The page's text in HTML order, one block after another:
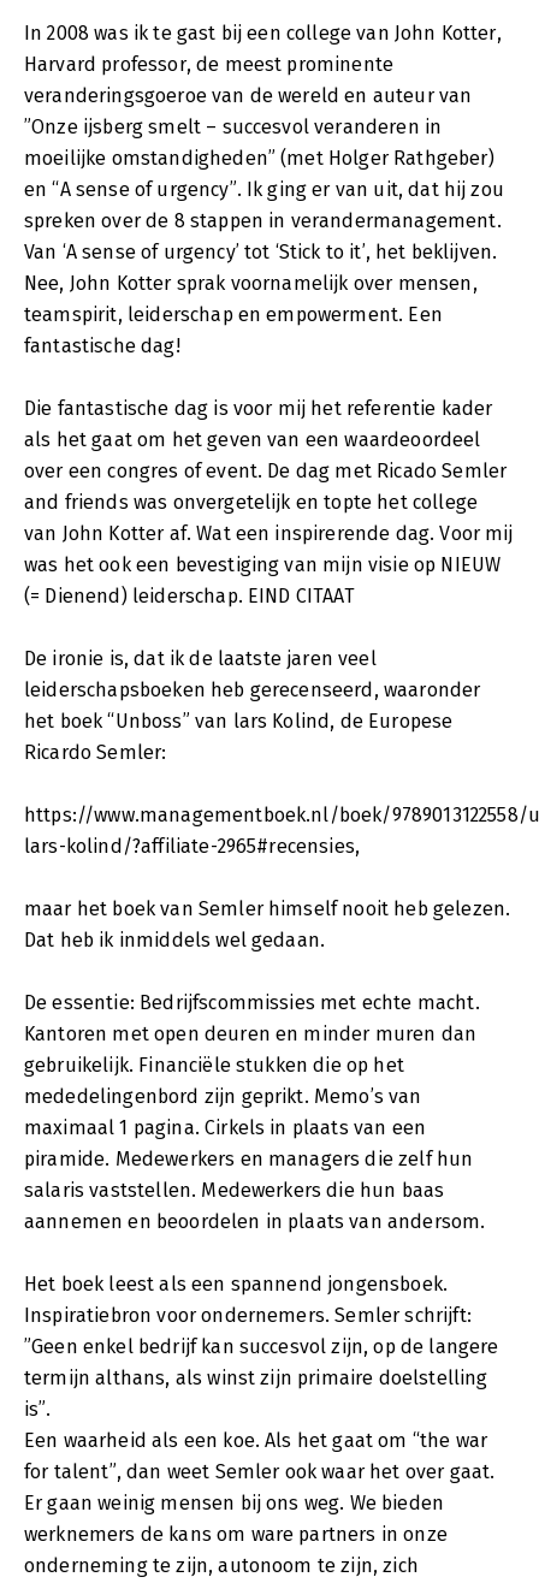
In 2008 was ik te gast bij een college van John Kotter,
Harvard professor, de meest prominente
veranderingsgoeroe van de wereld en auteur van
”Onze ijsberg smelt – succesvol veranderen in
moeilijke omstandigheden” (met Holger Rathgeber)
en “A sense of urgency”. Ik ging er van uit, dat hij zou
spreken over de 8 stappen in verandermanagement.
Van ‘A sense of urgency’ tot ‘Stick to it’, het beklijven.
Nee, John Kotter sprak voornamelijk over mensen,
teamspirit, leiderschap en empowerment. Een
fantastische dag!
Die fantastische dag is voor mij het referentie kader
als het gaat om het geven van een waardeoordeel
over een congres of event. De dag met Ricado Semler
and friends was onvergetelijk en topte het college
van John Kotter af. Wat een inspirerende dag. Voor mij
was het ook een bevestiging van mijn visie op NIEUW
(= Dienend) leiderschap. EIND CITAAT
De ironie is, dat ik de laatste jaren veel
leiderschapsboeken heb gerecenseerd, waaronder
het boek “Unboss” van lars Kolind, de Europese
Ricardo Semler:
https://www.managementboek.nl/boek/9789013122558/
lars-kolind/?affiliate-2965#recensies,
maar het boek van Semler himself nooit heb gelezen.
Dat heb ik inmiddels wel gedaan.
De essentie: Bedrijfscommissies met echte macht.
Kantoren met open deuren en minder muren dan
gebruikelijk. Financiële stukken die op het
mededelingenbord zijn geprikt. Memo’s van
maximaal 1 pagina. Cirkels in plaats van een
piramide. Medewerkers en managers die zelf hun
salaris vaststellen. Medewerkers die hun baas
aannemen en beoordelen in plaats van andersom.
Het boek leest als een spannend jongensboek.
Inspiratiebron voor ondernemers. Semler schrijft:
”Geen enkel bedrijf kan succesvol zijn, op de langere
termijn althans, als winst zijn primaire doelstelling
is”.
Een waarheid als een koe. Als het gaat om “the war
for talent”, dan weet Semler ook waar het over gaat.
Er gaan weinig mensen bij ons weg. We bieden
werknemers de kans om ware partners in onze
onderneming te zijn, autonoom te zijn, zich